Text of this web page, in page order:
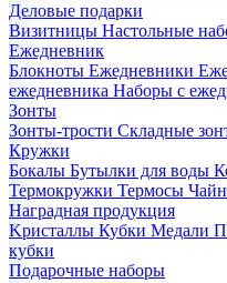
Деловые подарки
Визитницы Настольные
Ежедневник
Блокноты Ежедневники
ежедневника Наборы с
Зонты
Зонты-трости Складные
Кружки
Бокалы Бутылки для воды
Термокружки Термосы
Наградная продукция
Kристаллы Кубки Медали
кубки
Подарочные наборы